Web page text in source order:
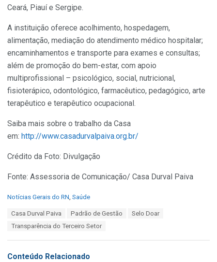
Ceará, Piauí e Sergipe.
A instituição oferece acolhimento, hospedagem,
alimentação, mediação do atendimento médico hospitalar;
encaminhamentos e transporte para exames e consultas;
além de promoção do bem-estar, com apoio
multiprofissional – psicológico, social, nutricional,
fisioterápico, odontológico, farmacêutico, pedagógico, arte
terapêutico e terapêutico ocupacional.
Saiba mais sobre o trabalho da Casa
em: http://www.casadurvalpaiva.org.br/
Crédito da Foto: Divulgação
Fonte: Assessoria de Comunicação/ Casa Durval Paiva
C
i
Notícias Gerais do RN, Saúde
Casa Durval Paiva Padrão de Gestão
Selo Doar
Transparência do Terceiro Setor
Conteúdo Relacionado